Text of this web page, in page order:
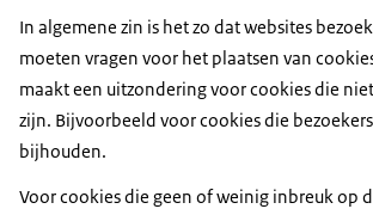
In algemene zin is het zo dat websites
moeten vragen voor het plaatsen van
maakt een uitzondering voor cookies die
zijn. Bijvoorbeeld voor cookies die
bijhouden.
Voor cookies die geen of weinig inbreuk op